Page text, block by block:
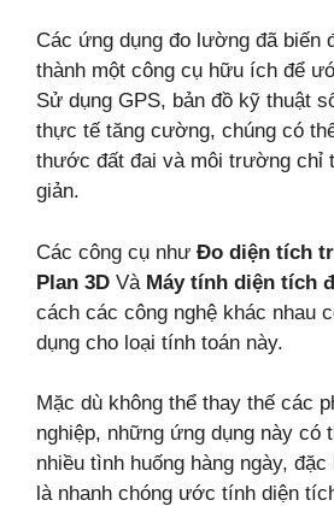
Các ứng dụng đo lường đã biến
thành một công cụ hữu ích để
Sử dụng GPS, bản đồ kỹ thuật
thực tế tăng cường, chúng có
thước đất đai và môi trường chỉ
giản.
Các công cụ như Đo diện tích
Plan 3D Và Máy tính diện tích
cách các công nghệ khác nhau
dụng cho loại tính toán này.
Mặc dù không thể thay thế các
nghiệp, những ứng dụng này có
nhiều tình huống hàng ngày,
là nhanh chóng ước tính diện